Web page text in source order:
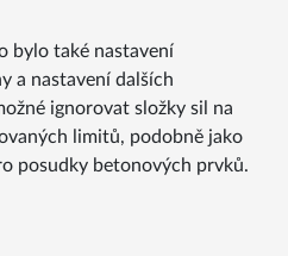
bylo také nastavení
a nastavení dalších
ignorovat složky sil na
limitů, podobně jako
posudky betonových prvků.